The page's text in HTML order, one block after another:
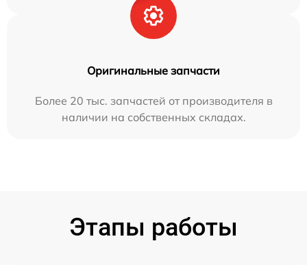
Оригинальные запчасти
Более 20 тыс. запчастей от производителя в
наличии на собственных складах.
Этапы работы